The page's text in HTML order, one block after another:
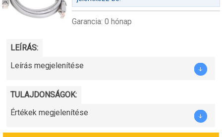
Garancia: 0 hónap
LEÍRÁS:
Leírás megjelenítése
TULAJDONSÁGOK:
Értékek megjelenítése